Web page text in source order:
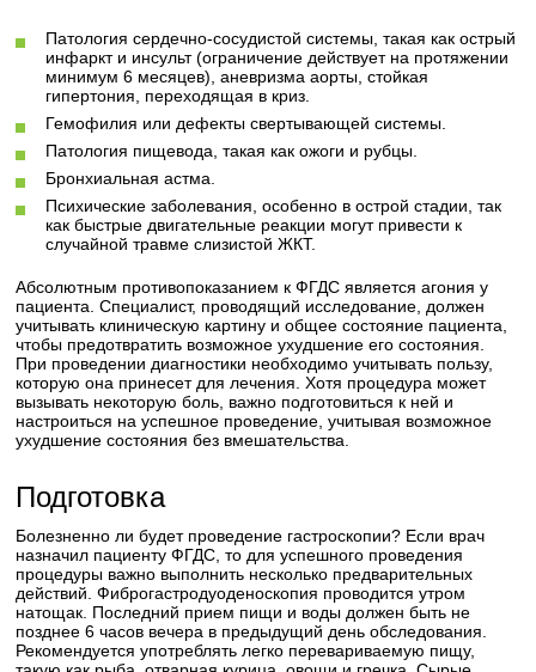
Патология сердечно-сосудистой системы, такая как острый
инфаркт и инсульт (ограничение действует на протяжении
минимум 6 месяцев), аневризма аорты, стойкая
гипертония, переходящая в криз.
Гемофилия или дефекты свертывающей системы.
Патология пищевода, такая как ожоги и рубцы.
Бронхиальная астма.
Психические заболевания, особенно в острой стадии, так
как быстрые двигательные реакции могут привести к
случайной травме слизистой ЖКТ.
Абсолютным противопоказанием к ФГДС является агония у
пациента. Специалист, проводящий исследование, должен
учитывать клиническую картину и общее состояние пациента,
чтобы предотвратить возможное ухудшение его состояния.
При проведении диагностики необходимо учитывать пользу,
которую она принесет для лечения. Хотя процедура может
вызывать некоторую боль, важно подготовиться к ней и
настроиться на успешное проведение, учитывая возможное
ухудшение состояния без вмешательства.
Подготовка
Болезненно ли будет проведение гастроскопии? Если врач
назначил пациенту ФГДС, то для успешного проведения
процедуры важно выполнить несколько предварительных
действий. Фиброгастродуоденоскопия проводится утром
натощак. Последний прием пищи и воды должен быть не
позднее 6 часов вечера в предыдущий день обследования.
Рекомендуется употреблять легко перевариваемую пищу,